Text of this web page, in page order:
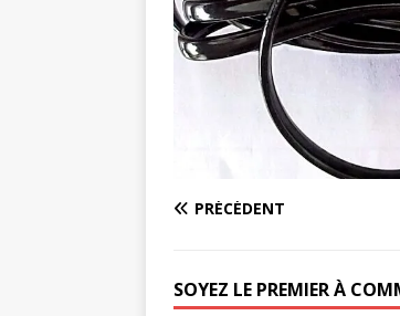
PRÉCÉDENT
SOYEZ LE PREMIER À